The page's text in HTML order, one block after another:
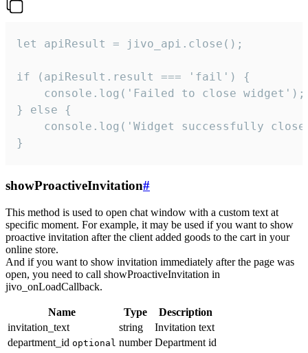
let apiResult = jivo_api.close();
if (apiResult.result === 'fail') {
    console.log('Failed to close widget');
} else {
console.log('Widget successfully
}
showProactiveInvitation#
This method is used to open chat window with a custom text at
specific moment. For example, it may be used if you want to show
proactive invitation after the client added goods to the cart in your
online store.
And if you want to show invitation immediately after the page was
open, you need to call showProactiveInvitation in
jivo_onLoadCallback.
Name Type
Description
invitation_text
string
Invitation text
department_id optional number Department id